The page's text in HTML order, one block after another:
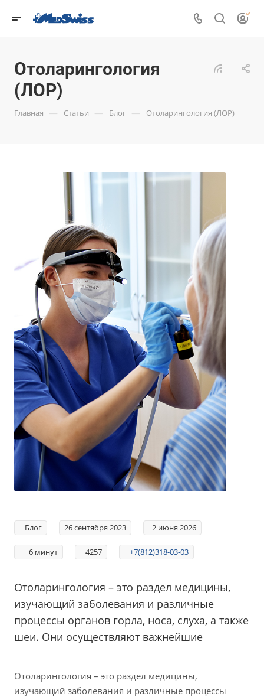
Отоларингология
(ЛОР)
Главная — Статьи — Блог — Отоларингология (ЛОР)
Блог 26 сентября 2023 2 июня 2026
~6 минут 4257 +7(812)318-03-03
Отоларингология – это раздел медицины,
изучающий заболевания и различные
процессы органов горла, носа, слуха, а также
шеи. Они осуществляют важнейшие
Отоларингология – это раздел медицины,
изучающий заболевания и различные процессы